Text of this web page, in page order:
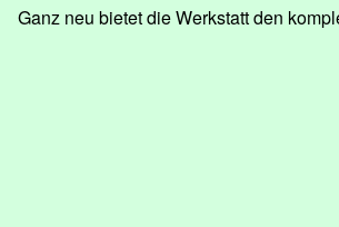
Ganz neu bietet die Werkstatt den